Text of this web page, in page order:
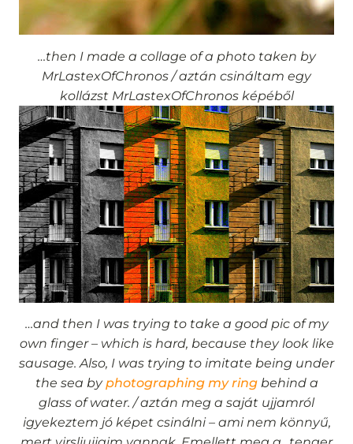
…then I made a collage of a photo taken by
MrLastexOfChronos / aztán csináltam egy
kollázst MrLastexOfChronos képéből
…and then I was trying to take a good pic of my
own finger – which is hard, because they look like
sausage. Also, I was trying to imitate being under
the sea byphotographing my ringbehind a
glass of water. / aztán meg a saját ujjamról
igyekeztem jó képet csinálni – ami nem könnyű,